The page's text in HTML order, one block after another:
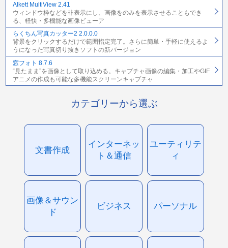
Alkett MultiView 2.41
ウィンドウ枠などを非表示にし、画像をのみを表示させることもでき
る、軽快・多機能な画像ビューア
らくちん写真カッター2 2.0.0.0
背景をクリックするだけで範囲指定完了。さらに簡単・手軽に使えるよ
うになった写真切り抜きソフトの新バージョン
窓フォト 8.7.6
“見たまま”を画像として取り込める。キャプチャ画像の編集・加工やGIF
アニメの作成も可能な多機能スクリーンキャプチャ
カテゴリーから選ぶ
文書作成
インターネッ
ト＆通信
ユーティリテ
ィ
画像＆サウン
ド
ビジネス パーソナル